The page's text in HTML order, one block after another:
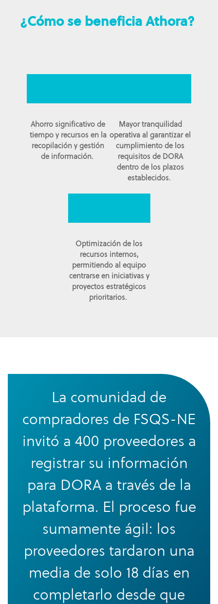
¿Cómo se beneficia Athora?
Ahorro significativo de
tiempo y recursos en la
recopilación y gestión
de información.
Mayor tranquilidad
operativa al garantizar el
cumplimiento de los
requisitos de DORA
dentro de los plazos
establecidos.
Optimización de los
recursos internos,
permitiendo al equipo
centrarse en iniciativas y
proyectos estratégicos
prioritarios.
La comunidad de
compradores de FSQS-NE
invitó a 400 proveedores a
registrar su información
para DORA a través de la
plataforma. El proceso fue
sumamente ágil: los
proveedores tardaron una
media de solo 18 días en
completarlo desde que